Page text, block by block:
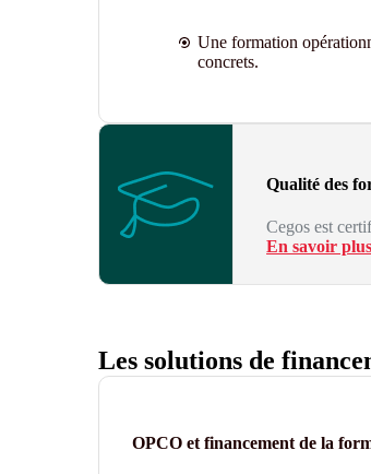
Une formation
concrets.
Qualité des
Cegos est
En savoir plus
Les solutions de
OPCO et financement de la